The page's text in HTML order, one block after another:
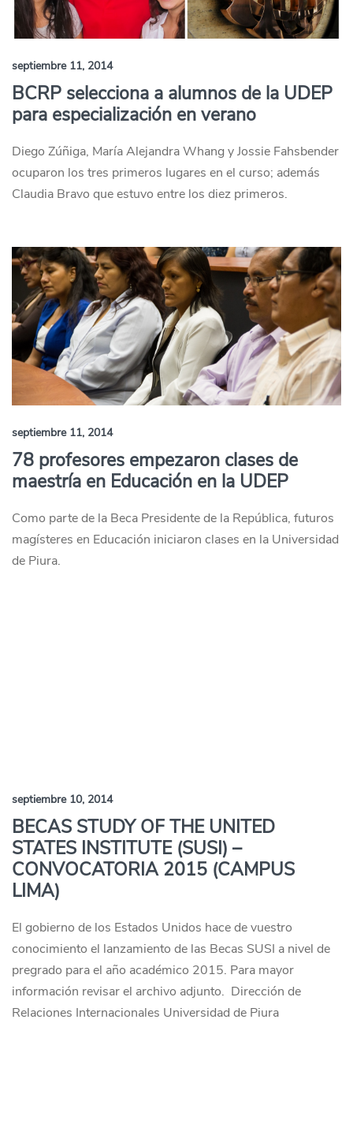
septiembre 11, 2014
BCRP selecciona a alumnos de la UDEP
para especialización en verano
Diego Zúñiga, María Alejandra Whang y Jossie Fahsbender
ocuparon los tres primeros lugares en el curso; además
Claudia Bravo que estuvo entre los diez primeros.
septiembre 11, 2014
78 profesores empezaron clases de
maestría en Educación en la UDEP
Como parte de la Beca Presidente de la República, futuros
magísteres en Educación iniciaron clases en la Universidad
de Piura.
septiembre 10, 2014
BECAS STUDY OF THE UNITED
STATES INSTITUTE (SUSI) –
CONVOCATORIA 2015 (CAMPUS
LIMA)
El gobierno de los Estados Unidos hace de vuestro
conocimiento el lanzamiento de las Becas SUSI a nivel de
pregrado para el año académico 2015. Para mayor
información revisar el archivo adjunto. Dirección de
Relaciones Internacionales Universidad de Piura